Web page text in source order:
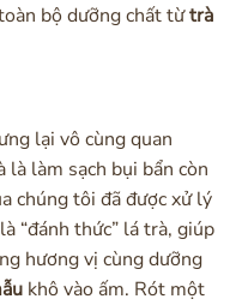
bộ dưỡng chất từtrà
lại vô cùng quan
làm sạch bụi bẩn còn
chúng tôi đã được xử lý
“đánh thức” lá trà, giúp
hương vị cùng dưỡng
khô vào ấm. Rót một